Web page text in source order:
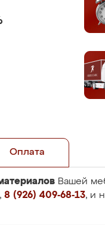
Оплата
Вашей
, 8 (926) 409-68-13, и